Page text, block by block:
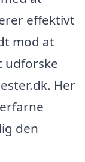
effektivt
mod at
udforske
Her
den